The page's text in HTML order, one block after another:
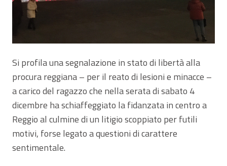
Si profila una segnalazione in stato di libertà alla
procura reggiana – per il reato di lesioni e minacce –
a carico del ragazzo che nella serata di sabato 4
dicembre ha schiaffeggiato la fidanzata in centro a
Reggio al culmine di un litigio scoppiato per futili
motivi, forse legato a questioni di carattere
sentimentale.